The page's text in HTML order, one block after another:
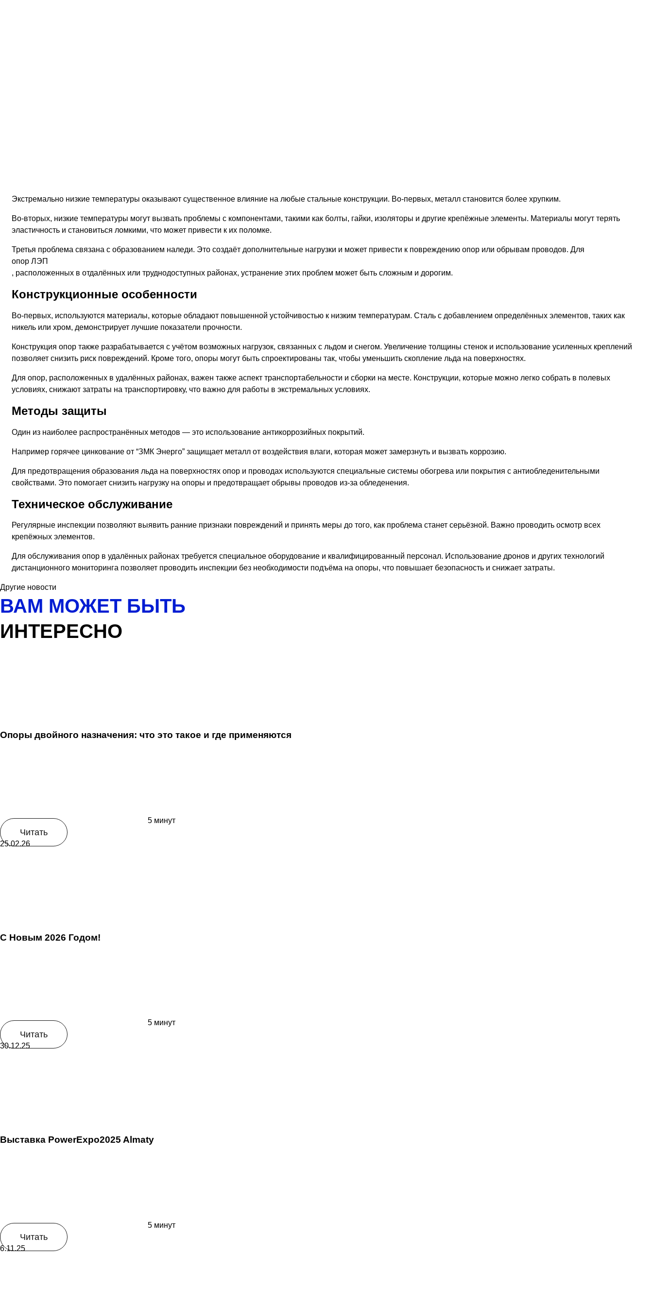
Экстремально низкие температуры оказывают существенное влияние на любые стальные конструкции. Во-первых, металл становится более хрупким.
Во-вторых, низкие температуры могут вызвать проблемы с компонентами, такими как болты, гайки, изоляторы и другие крепёжные элементы. Материалы могут терять
эластичность и становиться ломкими, что может привести к их поломке.
Третья проблема связана с образованием наледи. Это создаёт дополнительные нагрузки и может привести к повреждению опор или обрывам проводов. Для
опор ЛЭП
, расположенных в отдалённых или труднодоступных районах, устранение этих проблем может быть сложным и дорогим.
Конструкционные особенности
Во-первых, используются материалы, которые обладают повышенной устойчивостью к низким температурам. Сталь с добавлением определённых элементов, таких как
никель или хром, демонстрирует лучшие показатели прочности.
Конструкция опор также разрабатывается с учётом возможных нагрузок, связанных с льдом и снегом. Увеличение толщины стенок и использование усиленных креплений
позволяет снизить риск повреждений. Кроме того, опоры могут быть спроектированы так, чтобы уменьшить скопление льда на поверхностях.
Для опор, расположенных в удалённых районах, важен также аспект транспортабельности и сборки на месте. Конструкции, которые можно легко собрать в полевых
условиях, снижают затраты на транспортировку, что важно для работы в экстремальных условиях.
Методы защиты
Один из наиболее распространённых методов — это использование антикоррозийных покрытий.
Например горячее цинкование от “ЗМК Энерго” защищает металл от воздействия влаги, которая может замерзнуть и вызвать коррозию.
Для предотвращения образования льда на поверхностях опор и проводах используются специальные системы обогрева или покрытия с антиобледенительными
свойствами. Это помогает снизить нагрузку на опоры и предотвращает обрывы проводов из-за обледенения.
Техническое обслуживание
Регулярные инспекции позволяют выявить ранние признаки повреждений и принять меры до того, как проблема станет серьёзной. Важно проводить осмотр всех
крепёжных элементов.
Для обслуживания опор в удалённых районах требуется специальное оборудование и квалифицированный персонал. Использование дронов и других технологий
дистанционного мониторинга позволяет проводить инспекции без необходимости подъёма на опоры, что повышает безопасность и снижает затраты.
Другие новости
ВАМ МОЖЕТ БЫТЬ
ИНТЕРЕСНО
Опоры двойного назначения: что это такое и где применяются
5 минут
Читать
25.02.26
С Новым 2026 Годом!
5 минут
Читать
30.12.25
Выставка PowerExpo2025 Almaty
5 минут
Читать
6.11.25